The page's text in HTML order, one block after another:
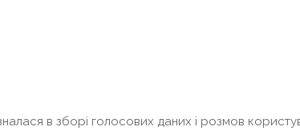
в зборі голосових даних і розмов